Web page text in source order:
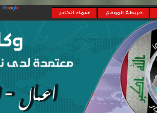
خريطة الموقع اسماء الكادر